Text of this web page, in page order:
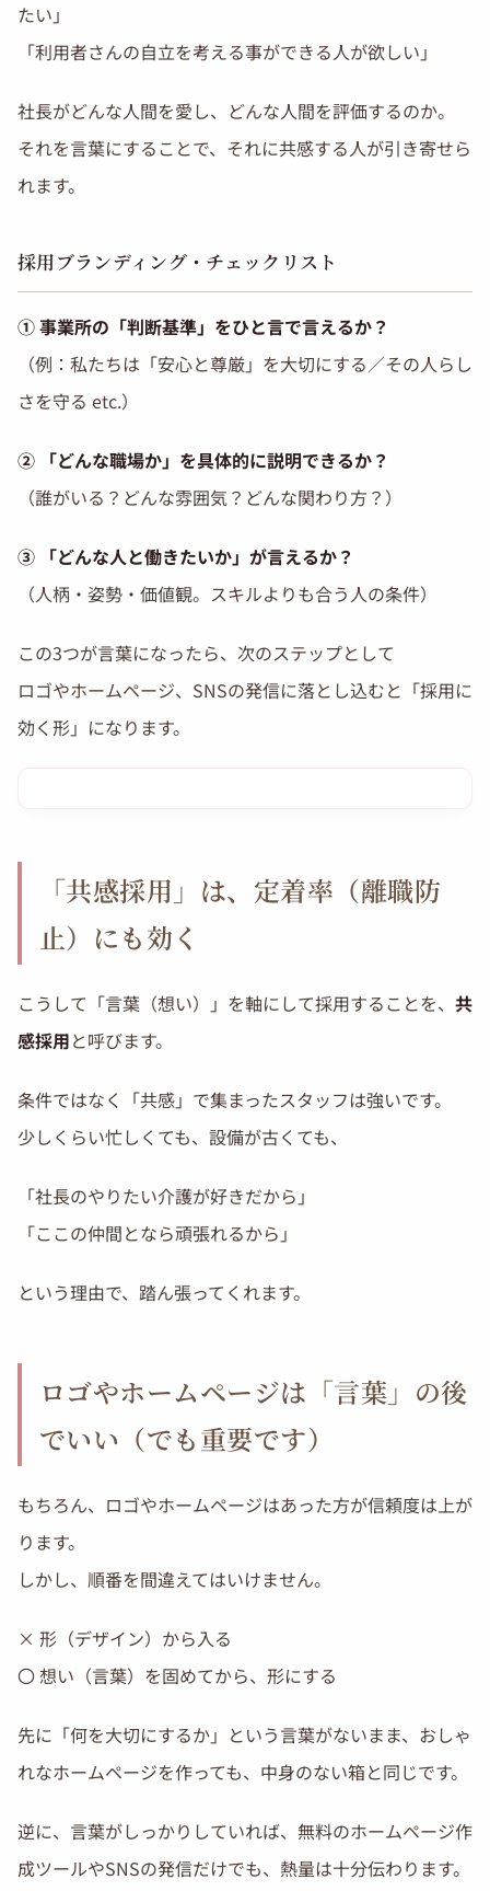
たい」
「利用者さんの自立を考える事ができる人が欲しい」
社長がどんな人間を愛し、どんな人間を評価するのか。
それを言葉にすることで、それに共感する人が引き寄せら
れます。
採用ブランディング・チェックリスト
① 事業所の「判断基準」をひと言で言えるか？
（例：私たちは「安心と尊厳」を大切にする／その人らし
さを守る etc.）
② 「どんな職場か」を具体的に説明できるか？
（誰がいる？どんな雰囲気？どんな関わり方？）
③ 「どんな人と働きたいか」が言えるか？
（人柄・姿勢・価値観。スキルよりも合う人の条件）
この3つが言葉になったら、次のステップとして
ロゴやホームページ、SNSの発信に落とし込むと「採用に
効く形」になります。
「共感採用」は、定着率（離職防
止）にも効く
こうして「言葉（想い）」を軸にして採用することを、 共
感採用と呼びます。
条件ではなく「共感」で集まったスタッフは強いです。
少しくらい忙しくても、設備が古くても、
「社長のやりたい介護が好きだから」
「ここの仲間となら頑張れるから」
という理由で、踏ん張ってくれます。
ロゴやホームページは「言葉」の後
でいい（でも重要です）
もちろん、ロゴやホームページはあった方が信頼度は上が
ります。
しかし、順番を間違えてはいけません。
× 形（デザイン）から入る
〇 想い（言葉）を固めてから、形にする
先に「何を大切にするか」という言葉がないまま、おしゃ
れなホームページを作っても、中身のない箱と同じです。
逆に、言葉がしっかりしていれば、無料のホームページ作
成ツールやSNSの発信だけでも、熱量は十分伝わります。